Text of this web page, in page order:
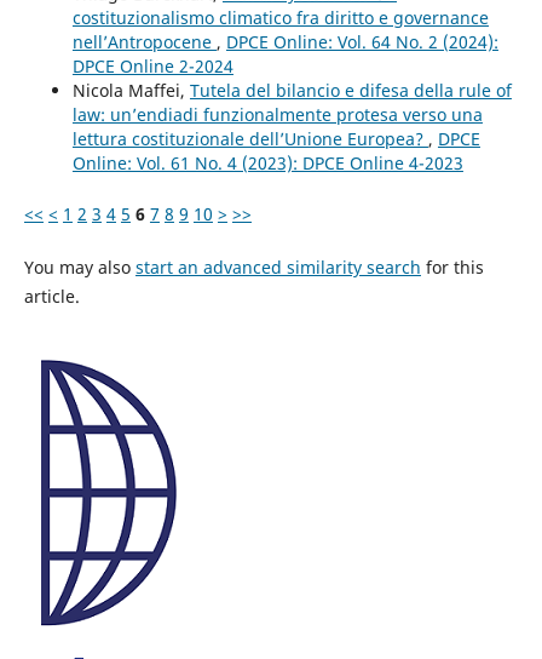
costituzionalismo climatico fra diritto e governance
nell’Antropocene , DPCE Online: Vol. 64 No. 2 (2024):
DPCE Online 2-2024
Nicola Maffei, Tutela del bilancio e difesa della rule of
law: un’endiadi funzionalmente protesa verso una
lettura costituzionale dell’Unione Europea? , DPCE
Online: Vol. 61 No. 4 (2023): DPCE Online 4-2023
<< < 1 2 3 4 5 6 7 8 9 10 > >>
You may also start an advanced similarity search for this
article.